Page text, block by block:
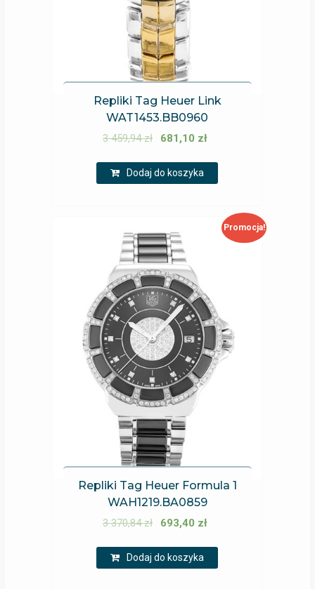
Repliki Tag Heuer Link
WAT1453.BB0960
3 459,94zł 681,10 zł
Dodaj do koszyka
Promocja!
Repliki Tag Heuer Formula 1
WAH1219.BA0859
3 370,84zł 693,40 zł
Dodaj do koszyka